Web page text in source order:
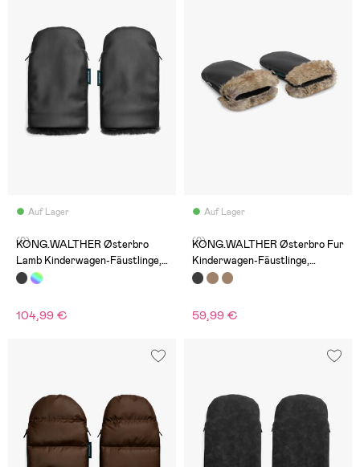
Auf Lager
(0)
KONG.WALTHER Østerbro
Lamb Kinderwagen-Fäustlinge,
Black Night
104,99 €
Auf Lager
(0)
KONG.WALTHER Østerbro Fur
Kinderwagen-Fäustlinge,
Schwarz
59,99 €